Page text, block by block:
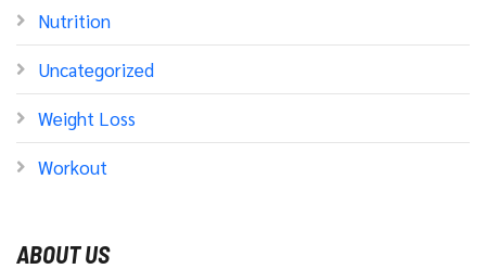
Nutrition
Uncategorized
Weight Loss
Workout
ABOUT US